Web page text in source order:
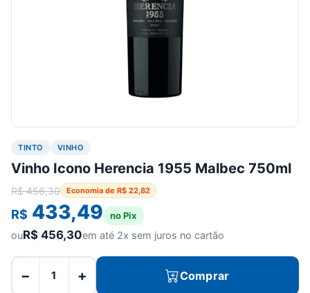
TINTO VINHO
Vinho Icono Herencia 1955 Malbec 750ml
R$456,30 Economia de R$ 22,82
R$ 433,49 no Pix
ouR$ 456,30em até 2x sem juros no cartão
− + Comprar